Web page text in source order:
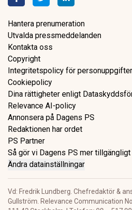
Hantera prenumeration
Utvalda pressmeddelanden
Kontakta oss
Copyright
Integritetspolicy för personuppgifter
Cookiepolicy
Dina rättigheter enligt
Relevance AI-policy
Annonsera på Dagens PS
Redaktionen har ordet
PS Partner
Så gör vi Dagens PS mer tillgängligt
Ändra datainställningar
Vd: Fredrik Lundberg. Chefredaktör &
Gullström. Relevance Communication